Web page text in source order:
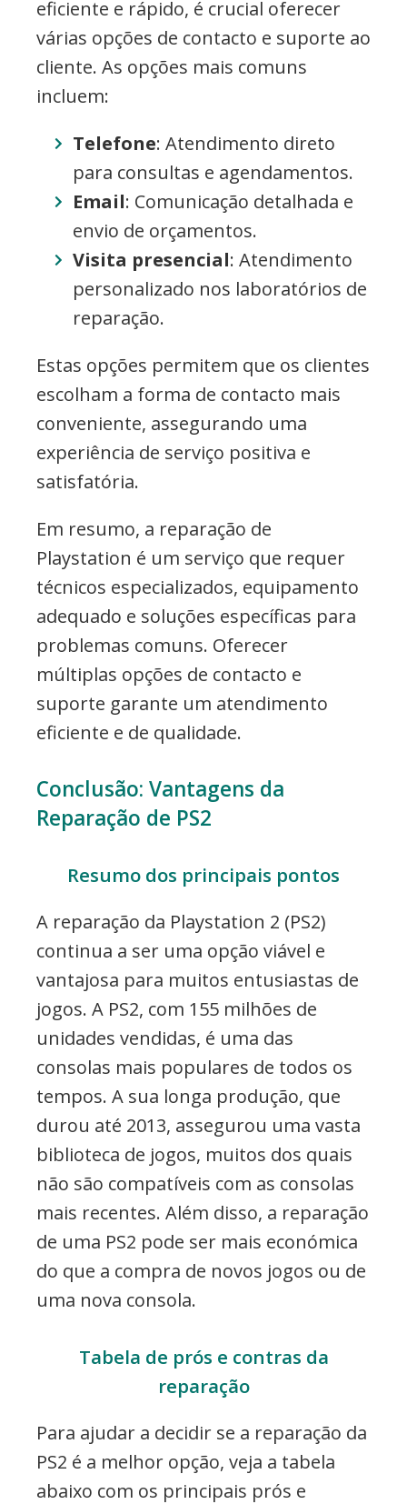
eficiente e rápido, é crucial oferecer
várias opções de contacto e suporte ao
cliente. As opções mais comuns
incluem:
Telefone: Atendimento direto
para consultas e agendamentos.
Email: Comunicação detalhada e
envio de orçamentos.
Visita presencial: Atendimento
personalizado nos laboratórios de
reparação.
Estas opções permitem que os clientes
escolham a forma de contacto mais
conveniente, assegurando uma
experiência de serviço positiva e
satisfatória.
Em resumo, a reparação de
Playstation é um serviço que requer
técnicos especializados, equipamento
adequado e soluções específicas para
problemas comuns. Oferecer
múltiplas opções de contacto e
suporte garante um atendimento
eficiente e de qualidade.
Conclusão: Vantagens da
Reparação de PS2
Resumo dos principais pontos
A reparação da Playstation 2 (PS2)
continua a ser uma opção viável e
vantajosa para muitos entusiastas de
jogos. A PS2, com 155 milhões de
unidades vendidas, é uma das
consolas mais populares de todos os
tempos. A sua longa produção, que
durou até 2013, assegurou uma vasta
biblioteca de jogos, muitos dos quais
não são compatíveis com as consolas
mais recentes. Além disso, a reparação
de uma PS2 pode ser mais económica
do que a compra de novos jogos ou de
uma nova consola.
Tabela de prós e contras da
reparação
Para ajudar a decidir se a reparação da
PS2 é a melhor opção, veja a tabela
abaixo com os principais prós e